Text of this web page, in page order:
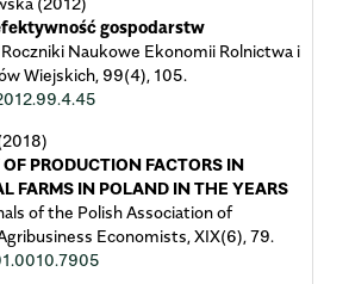
gospodarstw
Roczniki Naukowe Ekonomii Rolnictwa i
Wiejskich, 99(4), 105.
PRODUCTION FACTORS IN
FARMS IN POLAND IN THE YEARS
of the Polish Association of
Economists,XIX(6),79.